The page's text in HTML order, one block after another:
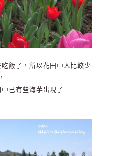
飯了，所以花田中人比較少
已有些海芋出現了